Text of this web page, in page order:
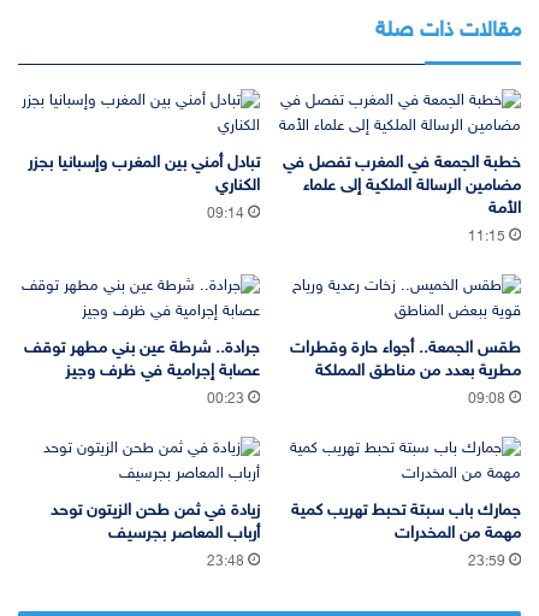
مقالات ذات صلة
خطبة الجمعة في المغرب تفصل في
مضامين الرسالة الملكية إلى علماء
الأمة
11:15
تبادل أمني بين المغرب وإسبانيا بجزر
الكناري
09:14
طقس الجمعة.. أجواء حارة وقطرات
مطرية بعدد من مناطق المملكة
09:08
جرادة.. شرطة عين بني مطهر توقف
عصابة إجرامية في ظرف وجيز
00:23
جمارك باب سبتة تحبط تهريب كمية
مهمة من المخدرات
23:59
زيادة في ثمن طحن الزيتون توحد
أرباب المعاصر بجرسيف
23:48